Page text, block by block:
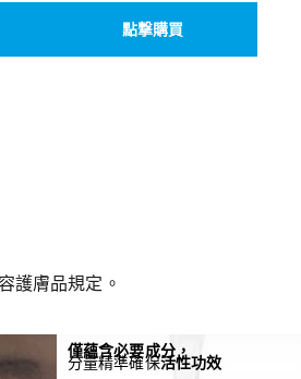
點撃購買
護膚品規定。
僅蘊含必要成分，
分量精準確保活性功效